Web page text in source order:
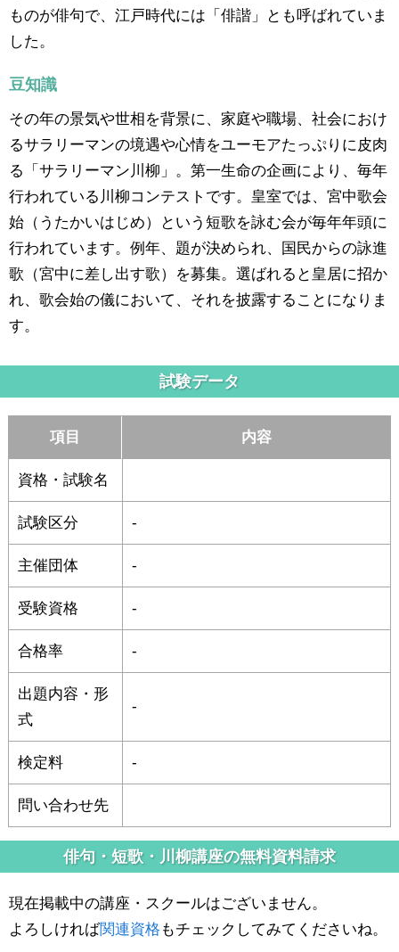
ものが俳句で、江戸時代には「俳諧」とも呼ばれていま
した。
豆知識
その年の景気や世相を背景に、家庭や職場、社会におけ
るサラリーマンの境遇や心情をユーモアたっぷりに皮肉
る「サラリーマン川柳」。第一生命の企画により、毎年
行われている川柳コンテストです。皇室では、宮中歌会
始（うたかいはじめ）という短歌を詠む会が毎年年頭に
行われています。例年、題が決められ、国民からの詠進
歌（宮中に差し出す歌）を募集。選ばれると皇居に招か
れ、歌会始の儀において、それを披露することになりま
す。
試験データ
項目 内容
資格・試験名
試験区分 -
主催団体 -
受験資格 -
合格率 -
出題内容・形
式
-
検定料 -
問い合わせ先
俳句・短歌・川柳講座の無料資料請求
現在掲載中の講座・スクールはございません。
よろしければ関連資格 もチェックしてみてくださいね。